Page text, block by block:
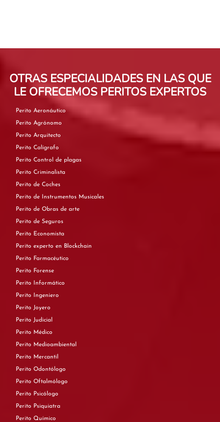
OTRAS ESPECIALIDADES EN LAS QUE
LE OFRECEMOS PERITOS EXPERTOS
Perito Aeronáutico
Perito Agrónomo
Perito Arquitecto
Perito Calígrafo
Perito Control de plagas
Perito Criminalista
Perito de Coches
Perito de Instrumentos Musicales
Perito de Obras de arte
Perito de Seguros
Perito Economista
Perito experto en Blockchain
Perito Farmacéutico
Perito Forense
Perito Informático
Perito Ingeniero
Perito Joyero
Perito Judicial
Perito Médico
Perito Medioambiental
Perito Mercantil
Perito Odontólogo
Perito Oftalmólogo
Perito Psicólogo
Perito Psiquiatra
Perito Químico